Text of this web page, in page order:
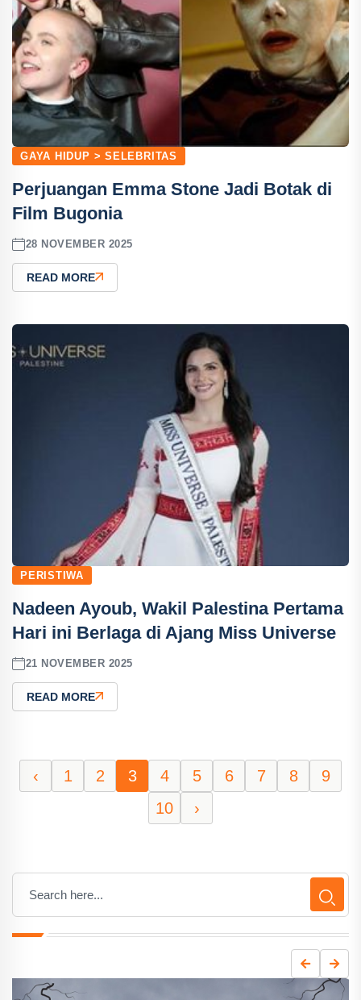
GAYA HIDUP > SELEBRITAS
Perjuangan Emma Stone Jadi Botak di
Film Bugonia
28 NOVEMBER 2025
READ MORE
PERISTIWA
Nadeen Ayoub, Wakil Palestina Pertama
Hari ini Berlaga di Ajang Miss Universe
21 NOVEMBER 2025
READ MORE
‹ 1 2 3 4 5 6 7 8
9
10
›